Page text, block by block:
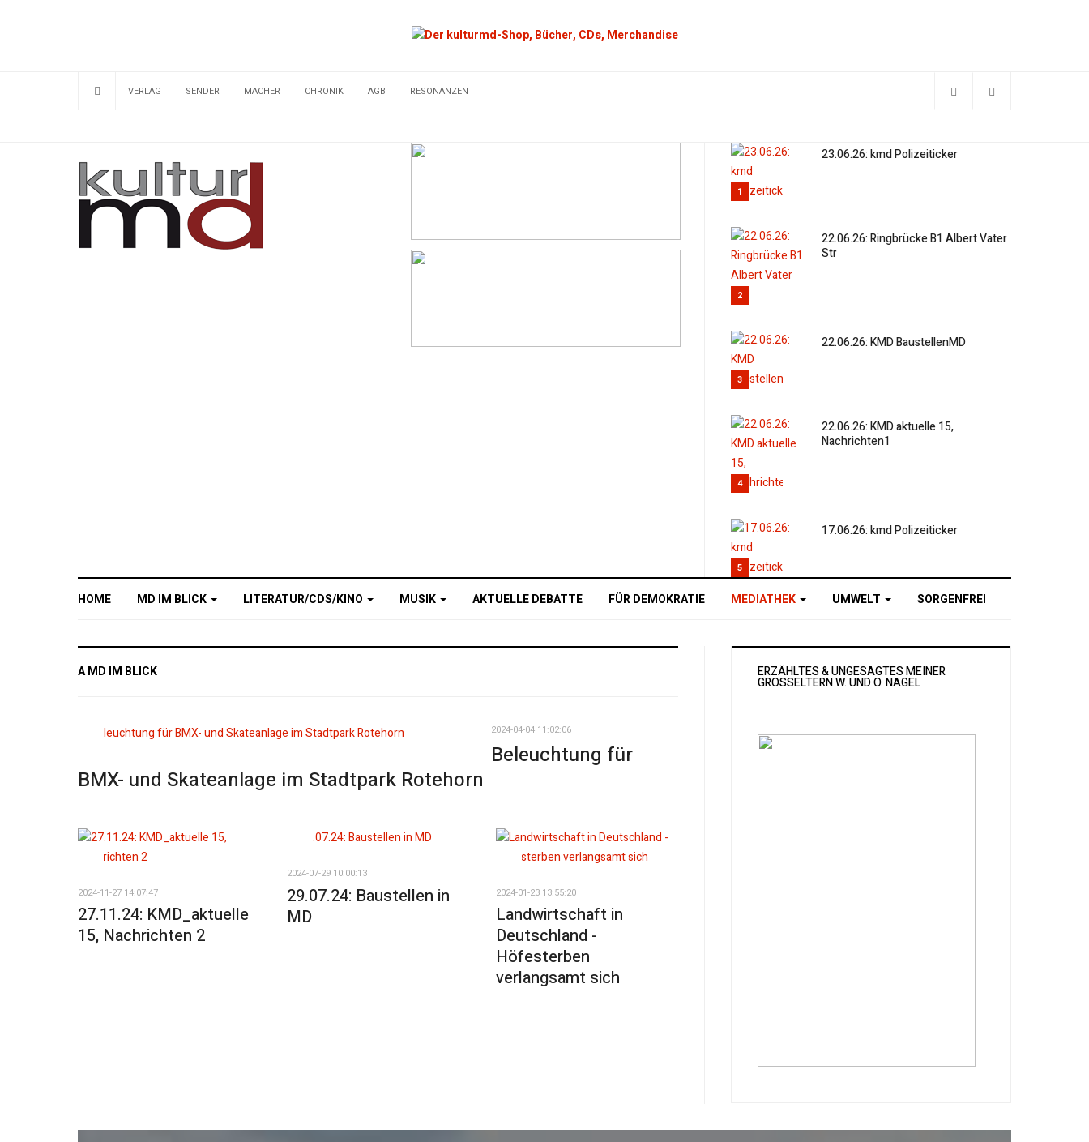
VERLAG SENDER MACHER CHRONIK AGB RESONANZEN
1
23.06.26: kmd Polizeiticker
2
22.06.26: Ringbrücke B1 Albert Vater
Str
3
22.06.26: KMD BaustellenMD
4
22.06.26: KMD aktuelle 15,
Nachrichten1
5
17.06.26: kmd Polizeiticker
HOME MD IM BLICK LITERATUR/CDS/KINO MUSIK AKTUELLE DEBATTE FÜR DEMOKRATIE MEDIATHEK UMWELT SORGENFREI
A MD IM BLICK
2024-04-04 11:02:06
Beleuchtung für
BMX- und Skateanlage im Stadtpark Rotehorn
2024-11-27 14:07:47
27.11.24: KMD_aktuelle
15, Nachrichten 2
2024-07-29 10:00:13
29.07.24: Baustellen in
MD
2024-01-23 13:55:20
Landwirtschaft in
Deutschland -
Höfesterben
verlangsamt sich
ERZÄHLTES & UNGESAGTES MEINER
GROSSELTERN W. UND O. NAGEL